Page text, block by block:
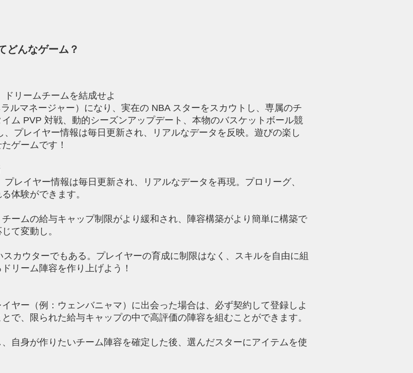
どんなゲーム？
リームチームを結成せよ
ルマネージャー）になり、実在の NBA スターをスカウトし、専属のチ
ム PVP 対戦、動的シーズンアップデート、本物のバスケットボール競
プレイヤー情報は毎日更新され、リアルなデータを反映。遊びの楽し
ゲームです！
レイヤー情報は毎日更新され、リアルなデータを再現。プロリーグ、
体験ができます。
ームの給与キャップ制限がより緩和され、陣容構築がより簡単に構築で
て変動し。
カウターでもある。プレイヤーの育成に制限はなく、スキルを自由に組
リーム陣容を作り上げよう！
ヤー（例：ウェンバニャマ）に出会った場合は、必ず契約して登録しよ
で、限られた給与キャップの中で高評価の陣容を組むことができます。
自身が作りたいチーム陣容を確定した後、選んだスターにアイテムを使